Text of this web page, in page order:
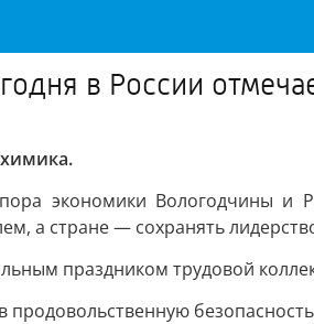
в России
экономики Вологодчины и
а стране — сохранять
праздником трудовой